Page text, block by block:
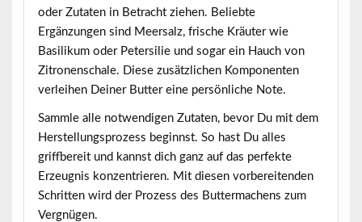
oder Zutaten in Betracht ziehen. Beliebte
Ergänzungen sind Meersalz, frische Kräuter wie
Basilikum oder Petersilie und sogar ein Hauch von
Zitronenschale. Diese zusätzlichen Komponenten
verleihen Deiner Butter eine persönliche Note.
Sammle alle notwendigen Zutaten, bevor Du mit dem
Herstellungsprozess beginnst. So hast Du alles
griffbereit und kannst dich ganz auf das perfekte
Erzeugnis konzentrieren. Mit diesen vorbereitenden
Schritten wird der Prozess des Buttermachens zum
Vergnügen.